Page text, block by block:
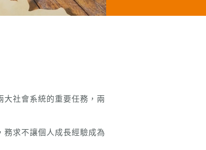
社會系統的重要任務，兩
求不讓個人成長經驗成為